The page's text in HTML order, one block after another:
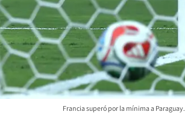
Francia superó por la mínima a Paraguay.